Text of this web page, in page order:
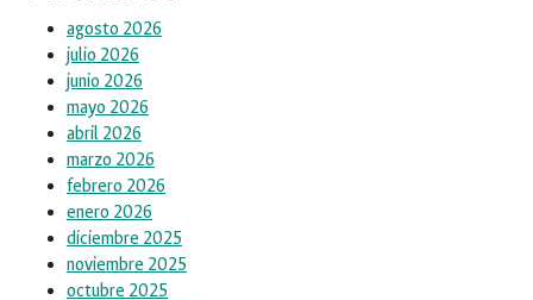
agosto 2026
julio 2026
junio 2026
mayo 2026
abril 2026
marzo 2026
febrero 2026
enero 2026
diciembre 2025
noviembre 2025
octubre 2025